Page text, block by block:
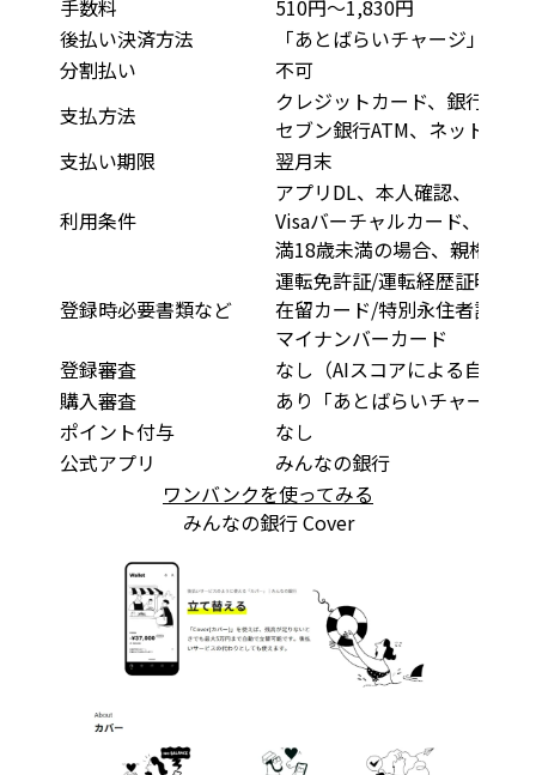
手数料
510円〜1,830円
後払い決済方法
「あとばらいチャージ」で
分割払い
不可
支払方法
クレジットカード、銀行口座
セブン銀行ATM、ネット銀行
支払い期限
翌月末
利用条件
アプリDL、本人確認、
Visaバーチャルカード、ICチ
満18歳未満の場合、親権者の
登録時必要書類など
運転免許証/運転経歴証明書
在留カード/特別永住者証明書
マイナンバーカード
登録審査
なし（AIスコアによる自動判
購入審査
あり「あとばらいチャージ」
ポイント付与
なし
公式アプリ
みんなの銀行
ワンバンクを使ってみる
みんなの銀行 Cover